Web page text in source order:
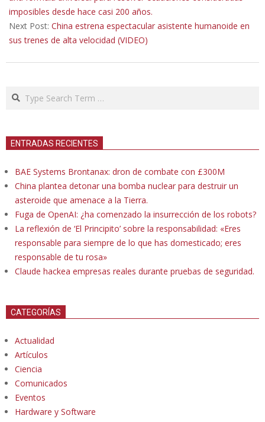
imposibles desde hace casi 200 años.
Next Post: China estrena espectacular asistente humanoide en
sus trenes de alta velocidad (VIDEO)
Search
ENTRADAS RECIENTES
BAE Systems Brontanax: dron de combate con £300M
China plantea detonar una bomba nuclear para destruir un
asteroide que amenace a la Tierra.
Fuga de OpenAI: ¿ha comenzado la insurrección de los robots?
La reflexión de ‘El Principito’ sobre la responsabilidad: «Eres
responsable para siempre de lo que has domesticado; eres
responsable de tu rosa»
Claude hackea empresas reales durante pruebas de seguridad.
CATEGORÍAS
Actualidad
Artículos
Ciencia
Comunicados
Eventos
Hardware y Software